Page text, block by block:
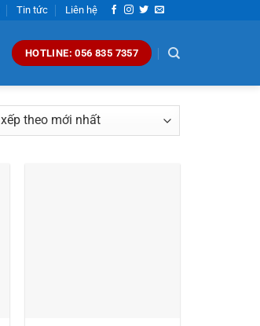
Tin tức Liên hệ
HOTLINE: 056 835 7357